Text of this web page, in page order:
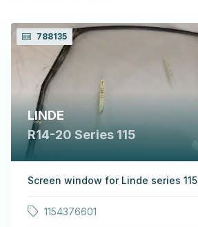
788135
LINDE
R14-20 Series 115
Screen window for Linde series 115
1154376601